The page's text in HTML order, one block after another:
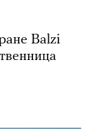
Balzi